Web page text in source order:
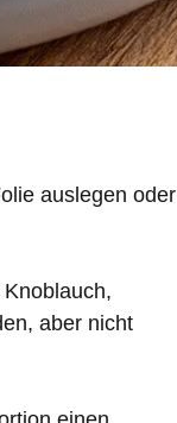
auslegen oder
aber nicht